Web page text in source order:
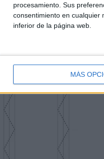
procesamiento. Sus
consentimiento en cualquier
inferior de la página web.
MÁS